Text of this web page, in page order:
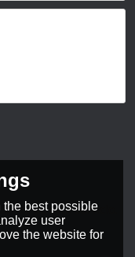
de este servicio,
the best possible
user
the website for